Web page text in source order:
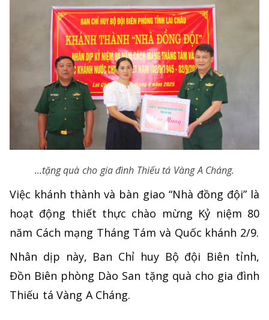
...tặng quà cho gia đình Thiếu tá Vàng A Cháng.
Việc khánh thành và bàn giao “Nhà đồng đội” là
hoạt động thiết thực chào mừng Kỷ niệm 80
năm Cách mạng Tháng Tám và Quốc khánh 2/9.
Nhân dịp này, Ban Chỉ huy Bộ đội Biên tỉnh,
Đồn Biên phòng Dào San tặng quà cho gia đình
Thiếu tá Vàng A Cháng.